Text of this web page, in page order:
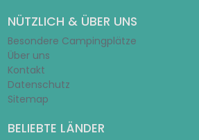
NÜTZLICH & ÜBER UNS
Besondere Campingplätze
Über uns
Kontakt
Datenschutz
Sitemap
BELIEBTE LÄNDER